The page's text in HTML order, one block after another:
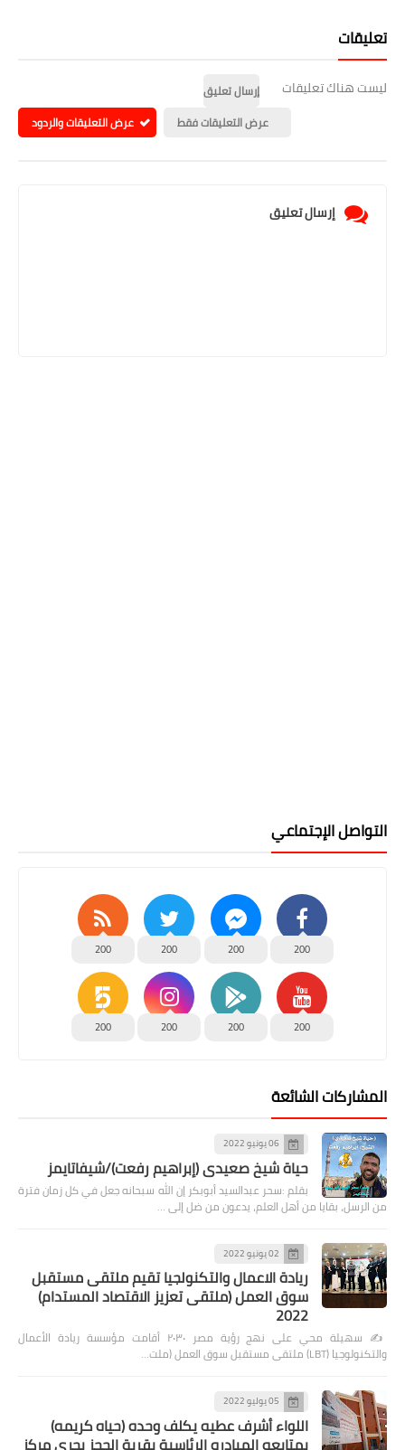
تعليقات
ليست هناك تعليقات
إرسال تعليق
عرض التعليقات فقط
عرض التعليقات والردود
إرسال تعليق
التواصل الإجتماعي
200
200
200
200
200
200
200
200
المشاركات الشائعة
06 يونيو 2022
حياة شيخ صعيدى (إبراهيم رفعت)/شيفاتايمز
بقلم :سحر عبدالسيد أبوبكر إن الله سبحانه جعل في كل زمان فترة
من الرسل، بقايا من أهل العلم، يدعون من ضل إلى …
02 يونيو 2022
ريادة الاعمال والتكنولجيا تقيم ملتقى مستقبل
سوق العمل (ملتقى تعزيز الاقتصاد المستدام)
2022
✍️ سهيلة محي على نهج رؤية مصر ٢٠٣٠ أقامت مؤسسة ريادة الأعمال
والتكنولوجيا (LBT) ملتقى مستقبل سوق العمل (ملت…
05 يوليو 2022
اللواء أشرف عطيه يكلف وحده (حياه كريمه)
بمتابعه المبادره الرئاسية بقرية الحجز بحرى مركز